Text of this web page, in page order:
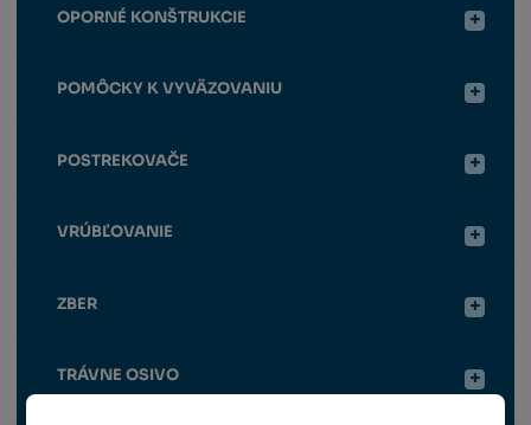
OPORNÉ KONŠTRUKCIE
POMÔCKY K VYVÄZOVANIU
POSTREKOVAČE
VRÚBĽOVANIE
ZBER
TRÁVNE OSIVO